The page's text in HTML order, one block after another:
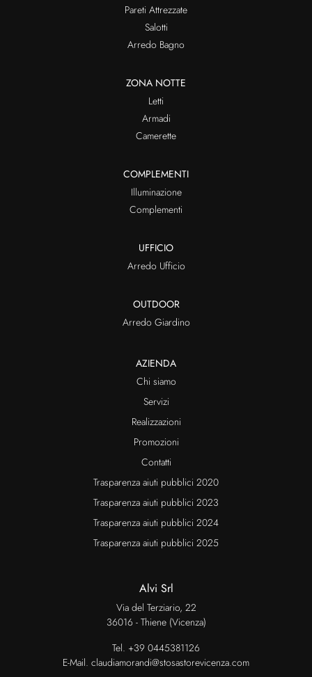
Pareti Attrezzate
Salotti
Arredo Bagno
ZONA NOTTE
Letti
Armadi
Camerette
COMPLEMENTI
Illuminazione
Complementi
UFFICIO
Arredo Ufficio
OUTDOOR
Arredo Giardino
AZIENDA
Chi siamo
Servizi
Realizzazioni
Promozioni
Contatti
Trasparenza aiuti pubblici 2020
Trasparenza aiuti pubblici 2023
Trasparenza aiuti pubblici 2024
Trasparenza aiuti pubblici 2025
Alvi Srl
Via del Terziario, 22
36016 - Thiene (Vicenza)
Tel. +39 0445381126
E-Mail. claudiamorandi@stosastorevicenza.com